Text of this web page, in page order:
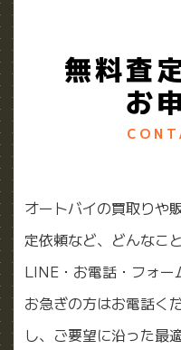
無料査
お
オートバイの買取りや
定依頼など、どんなこ
LINE・お電話・フォー
お急ぎの方はお電話く
し、ご要望に沿った最